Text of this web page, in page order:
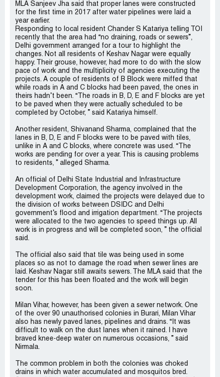
MLA Sanjeev Jha said that proper lanes were constructed
for the first time in 2017 after water pipelines were laid a
year earlier.
Responding to local resident Chander S Katariya telling TOI
recently that the area had “no draining, roads or sewers”,
Delhi government arranged for a tour to highlight the
changes. Not all residents of Keshav Nagar were equally
happy. Their grouse, however, had more to do with the slow
pace of work and the multiplicity of agencies executing the
projects. A couple of residents of B Block were miffed that
while roads in A and C blocks had been paved, the ones in
theirs hadn’t been. “The roads in B, D, E and F blocks are yet
to be paved when they were actually scheduled to be
completed by October, ” said Katariya himself.
Another resident, Shivanand Sharma, complained that the
lanes in B, D, E and F blocks were to be paved with tiles,
unlike in A and C blocks, where concrete was used. “The
works are pending for over a year. This is causing problems
to residents, ” alleged Sharma.
An official of Delhi State Industrial and Infrastructure
Development Corporation, the agency involved in the
development work, claimed the projects were delayed due to
the division of works between DSIDC and Delhi
government’s flood and irrigation department. “The projects
were allocated to the two agencies to speed things up. All
work is in progress and will be completed soon, ” the official
said.
The official also said that tile was being used in some
places so as not to damage the road when sewer lines are
laid. Keshav Nagar still awaits sewers. The MLA said that the
tender for this has been floated and the work will begin
soon.
Milan Vihar, however, has been given a sewer network. One
of the over 90 unauthorised colonies in Burari, Milan Vihar
also has newly paved lanes, pipelines and drains. “It was
difficult to walk on the dust lanes when it rained. I have
braved knee-deep water on numerous occasions, ” said
Nirmala.
The common problem in both the colonies was choked
drains in which water accumulated and mosquitos bred.